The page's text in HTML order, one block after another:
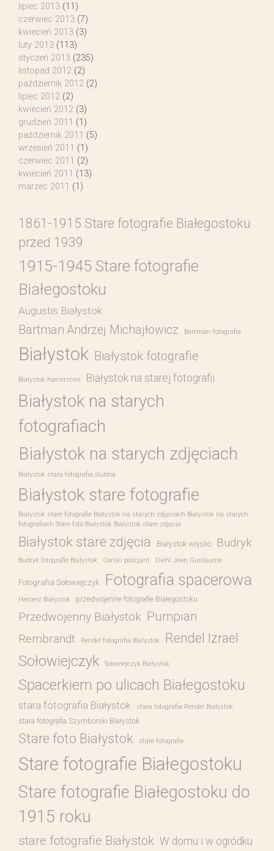
lipiec 2013 (11)
czerwiec 2013 (7)
kwiecień 2013 (3)
luty 2013 (113)
styczeń 2013 (235)
listopad 2012 (2)
październik 2012 (2)
lipiec 2012 (2)
kwiecień 2012 (3)
grudzień 2011 (1)
październik 2011 (5)
wrzesień 2011 (1)
czerwiec 2011 (2)
kwiecień 2011 (13)
marzec 2011 (1)
1861-1915 Stare fotografie Białegostoku
przed 1939
1915-1945 Stare fotografie
Białegostoku
Augustis Białystok
Bartman Andrzej Michajłowicz Bartman fotografia
Białystok Białystok fotografie
Białystok harcerstwo Białystok na starej fotografii
Białystok na starych
fotografiach
Białystok na starych zdjęciach
Białystok stara fotografia ślubna
Białystok stare fotografie
Białystok stare fotografie Białystok na starych zdjęciach Białystok na starych
fotografiach Stare foto Białystok Białystok stare zdjęcia
Białystok stare zdjęcia Białystok wojsko Budryk
Budryk fotografie Białystok Carski policjant Diehl Jean Guillaume
Fotografia Sołowiejczyk Fotografia spacerowa
Harcerz Białystok przedwojenne fotografie Białegostoku
Przedwojenny Białystok Pumpian
Rembrandt Rendel fotografia Bialystok Rendel Izrael
Sołowiejczyk Sołowiejczyk Białystok
Spacerkiem po ulicach Białegostoku
stara fotografia Białystok stara fotografia Rendel Białystok
stara fotografia Szymborski Białystok
Stare foto Białystok stare fotografie
Stare fotografie Białegostoku
Stare fotografie Białegostoku do
1915 roku
stare fotografie Białystok W domu i w ogródku